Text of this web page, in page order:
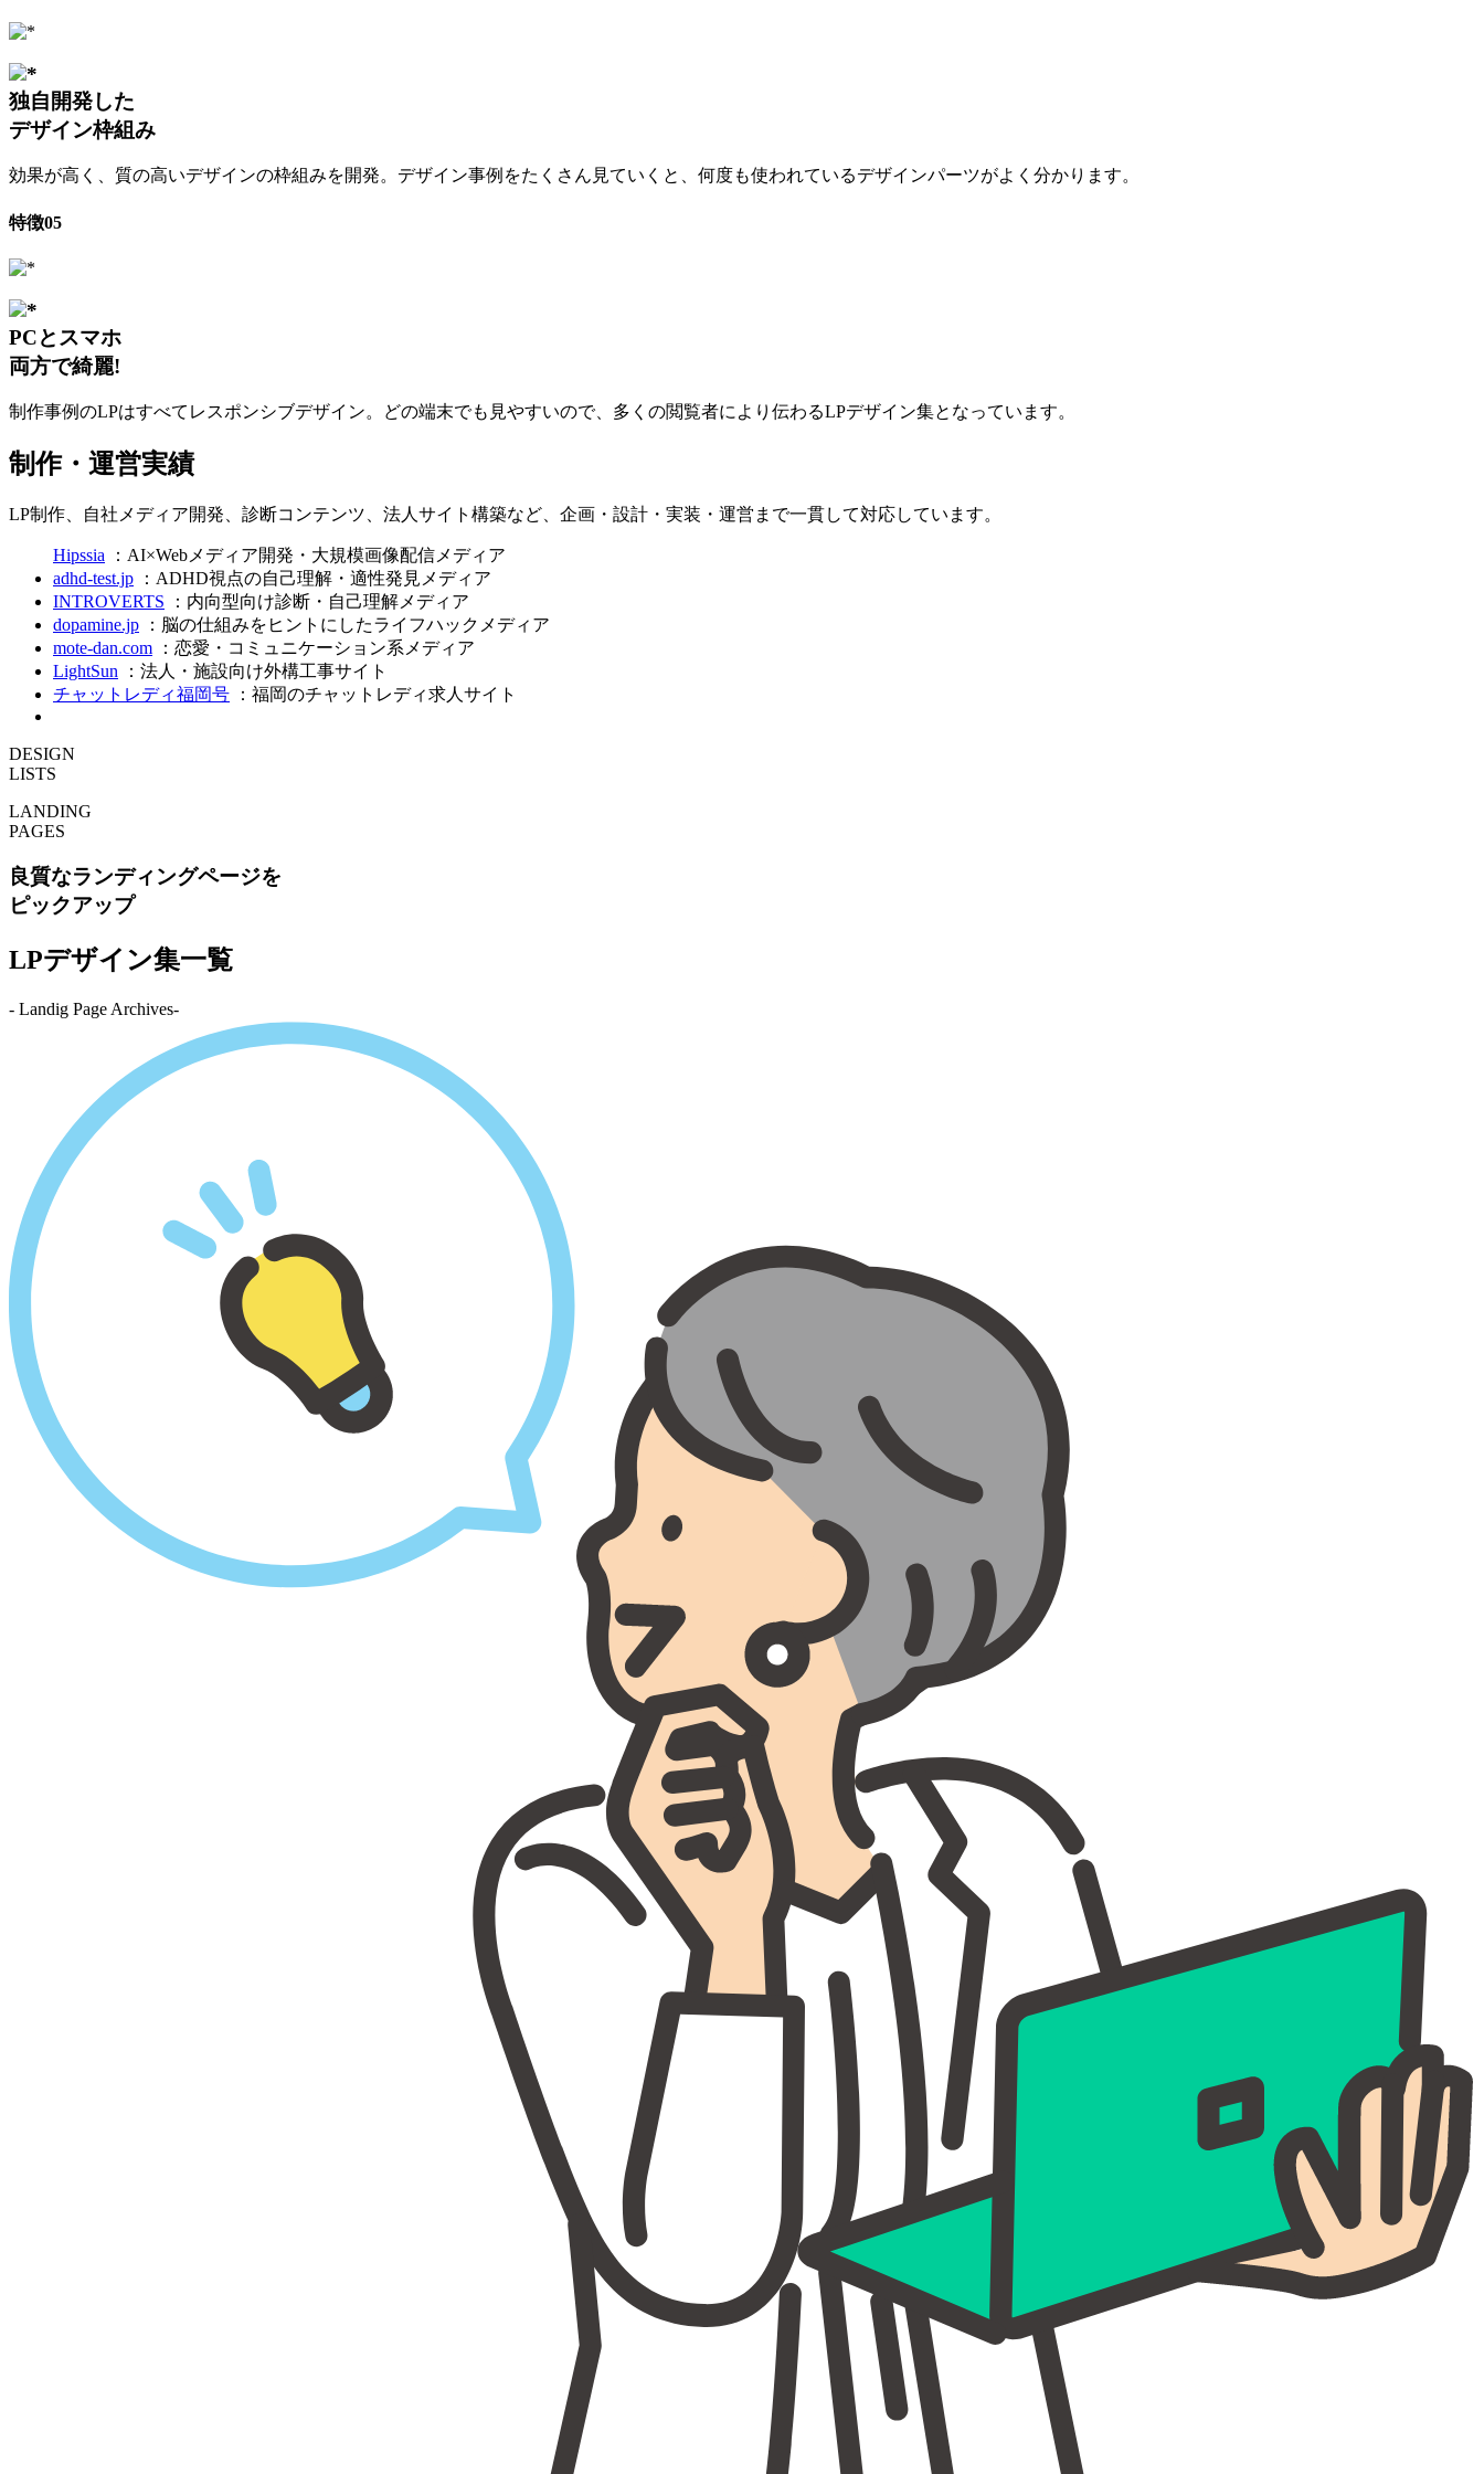
独自開発した
デザイン枠組み
効果が高く、質の高いデザインの枠組みを開発。デザイン事例をたくさん見ていくと、何度も使われているデザインパーツがよく分かります。
特徴05
PCとスマホ
両方で綺麗!
制作事例のLPはすべてレスポンシブデザイン。どの端末でも見やすいので、多くの閲覧者により伝わるLPデザイン集となっています。
制作・運営実績
LP制作、自社メディア開発、診断コンテンツ、法人サイト構築など、企画・設計・実装・運営まで一貫して対応しています。
Hipssia ：AI×Webメディア開発・大規模画像配信メディア
adhd-test.jp ：ADHD視点の自己理解・適性発見メディア
INTROVERTS ：内向型向け診断・自己理解メディア
dopamine.jp ：脳の仕組みをヒントにしたライフハックメディア
mote-dan.com ：恋愛・コミュニケーション系メディア
LightSun ：法人・施設向け外構工事サイト
チャットレディ福岡号 ：福岡のチャットレディ求人サイト
DESIGN
LISTS
LANDING
PAGES
良質なランディングページを
ピックアップ
LPデザイン集一覧
- Landig Page Archives-